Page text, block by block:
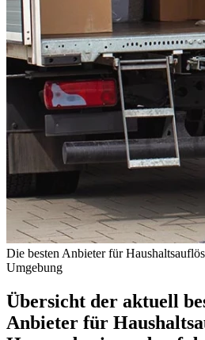
Die besten Anbieter für
Umgebung
Übersicht der aktuell
Anbieter für